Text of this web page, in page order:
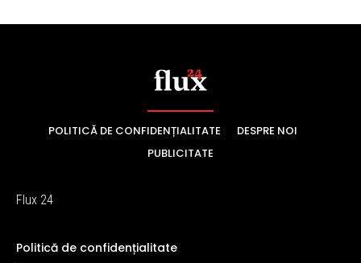
POLITICĂ DE CONFIDENȚIALITATE
DESPRE NOI
PUBLICITATE
Flux 24
Politică de confidențialitate